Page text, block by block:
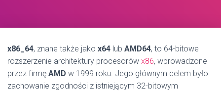
x86_64, znane także jako x64 lub AMD64, to 64-bitowe
rozszerzenie architektury procesorów x86, wprowadzone
przez firmę AMD w 1999 roku. Jego głównym celem było
zachowanie zgodności z istniejącym 32-bitowym